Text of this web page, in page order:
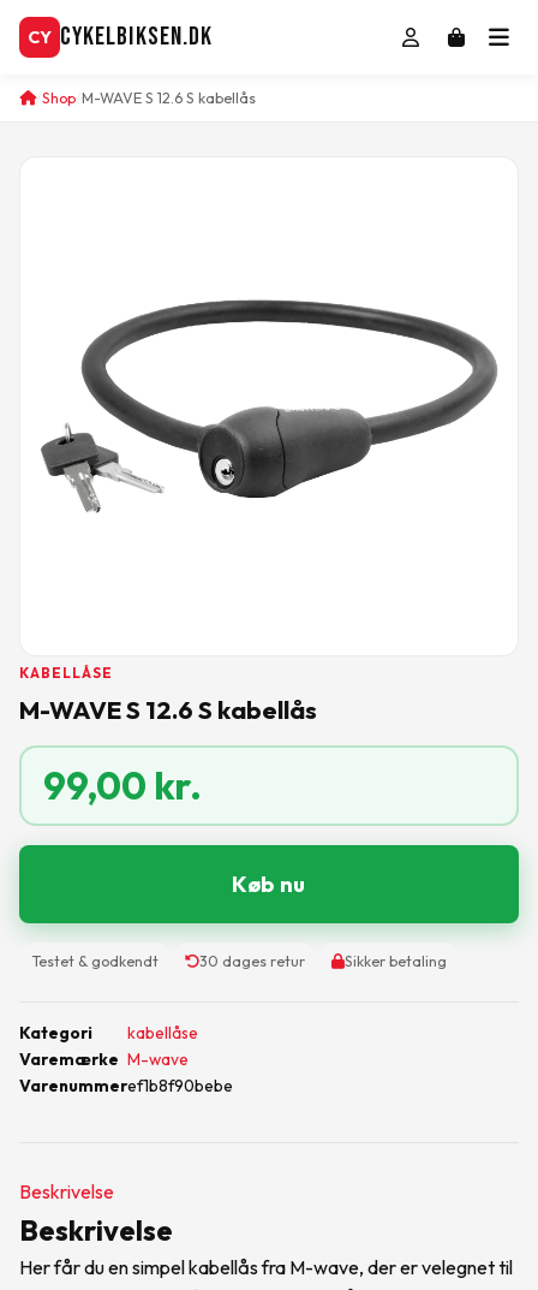
CY CykelBiksen.dk
Shop M-WAVE S 12.6 S kabellås
KABELLÅSE
M-WAVE S 12.6 S kabellås
99,00 kr.
Køb nu
Testet & godkendt 30 dages retur Sikker betaling
Kategori
kabellåse
Varemærke M-wave
Varenummeref1b8f90bebe
Beskrivelse
Beskrivelse
Her får du en simpel kabellås fra M-wave, der er velegnet til